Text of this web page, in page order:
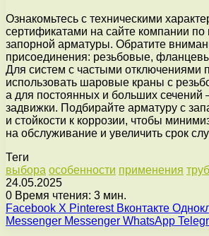
Ознакомьтесь с техническими
сертификатами на сайте компании по
запорной арматуры. Обратите
присоединения: резьбовые,
Для систем с частыми отключениями
использовать шаровые краны с
а для постоянных и больших
задвижки. Подбирайте арматуру с
и стойкости к коррозии, чтобы
на обслуживание и увеличить срок
Теги
выбора особенности применения труб
24.05.2025
0 Время чтения: 3 мин.
Facebook X Pinterest Вконтакте
Messenger Messenger WhatsApp